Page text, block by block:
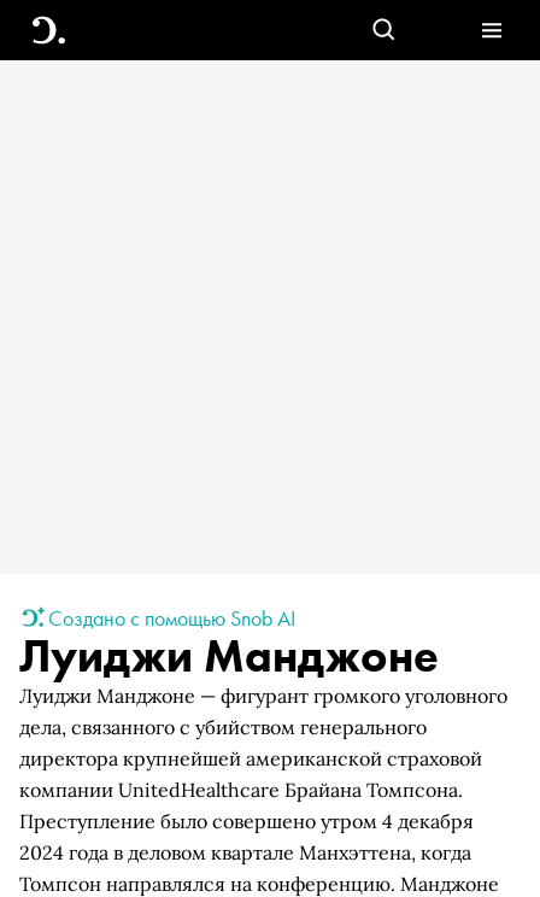
Создано с помощью Snob AI
Луиджи Манджоне
Луиджи Манджоне — фигурант громкого уголовного
дела, связанного с убийством генерального
директора крупнейшей американской страховой
компании UnitedHealthcare Брайана Томпсона.
Преступление было совершено утром 4 декабря
2024 года в деловом квартале Манхэттена, когда
Томпсон направлялся на конференцию. Манджоне